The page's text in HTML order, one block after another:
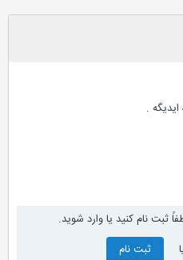
.
نام کنید یا وارد شوید.
ثبت نام